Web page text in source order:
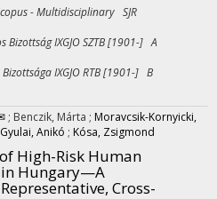
- Multidisciplinary SJR
Bizottság IXGJO SZTB [1901-] A
IXGJO RTB [1901-] B
; Benczik, Márta ; Moravcsik-Kornyicki,
Gyulai, Anikó ; Kósa, Zsigmond
High-Risk Human
Hungary—A
Cross-